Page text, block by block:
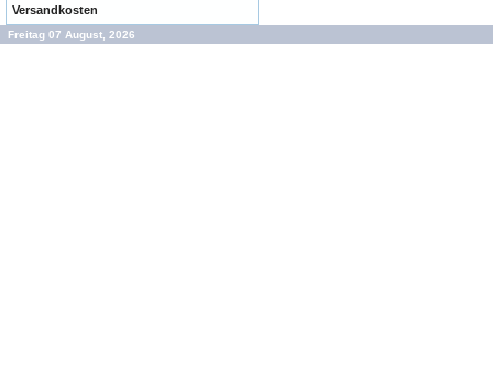
Versandkosten
Freitag 07 August, 2026